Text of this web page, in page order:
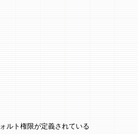
ルト権限が定義されている